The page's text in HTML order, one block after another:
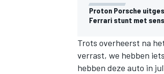
Proton Porsche
Ferrari stunt met
Trots overheerst na
verrast, we hebben
hebben deze auto in